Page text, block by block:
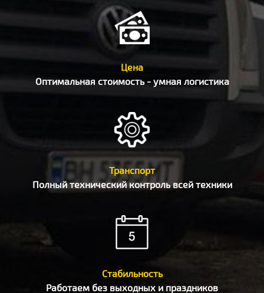
Цена
Оптимальная стоимость - умная логистика
Транспорт
Полный технический контроль всей техники
Стабильность
Работаем без выходных и праздников